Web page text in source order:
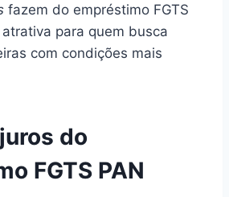
fazem do empréstimo FGTS
para quem busca
com condições mais
do
FGTS PAN